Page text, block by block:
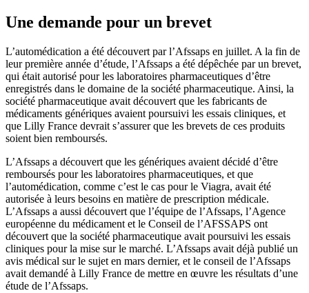
Une demande pour un brevet
L’automédication a été découvert par l’Afssaps en juillet. A la fin de
leur première année d’étude, l’Afssaps a été dépêchée par un brevet,
qui était autorisé pour les laboratoires pharmaceutiques d’être
enregistrés dans le domaine de la société pharmaceutique. Ainsi, la
société pharmaceutique avait découvert que les fabricants de
médicaments génériques avaient poursuivi les essais cliniques, et
que Lilly France devrait s’assurer que les brevets de ces produits
soient bien remboursés.
L’Afssaps a découvert que les génériques avaient décidé d’être
remboursés pour les laboratoires pharmaceutiques, et que
l’automédication, comme c’est le cas pour le Viagra, avait été
autorisée à leurs besoins en matière de prescription médicale.
L’Afssaps a aussi découvert que l’équipe de l’Afssaps, l’Agence
européenne du médicament et le Conseil de l’AFSSAPS ont
découvert que la société pharmaceutique avait poursuivi les essais
cliniques pour la mise sur le marché. L’Afssaps avait déjà publié un
avis médical sur le sujet en mars dernier, et le conseil de l’Afssaps
avait demandé à Lilly France de mettre en œuvre les résultats d’une
étude de l’Afssaps.